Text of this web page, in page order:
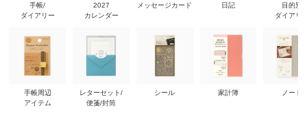
手帳/
ダイアリー
手帳周辺
アイテム
2027
カレンダー
レターセット/
便箋/封筒
メッセージカード
シール
日記
家計簿
目的別
ダイアリ
ノート